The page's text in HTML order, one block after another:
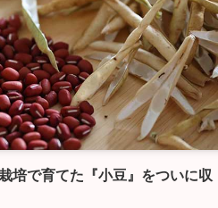
培で育てた『小豆』をついに収